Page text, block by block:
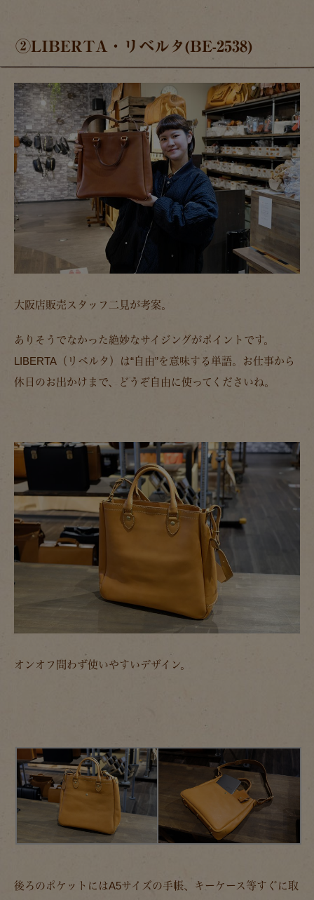
②LIBERTA・リベルタ(BE-2538)
大阪店販売スタッフ二見が考案。
ありそうでなかった絶妙なサイジングがポイントです。
LIBERTA（リベルタ）は“自由”を意味する単語。お仕事から
休日のお出かけまで、どうぞ自由に使ってくださいね。
オンオフ問わず使いやすいデザイン。
後ろのポケットにはA5サイズの手帳、キーケース等すぐに取